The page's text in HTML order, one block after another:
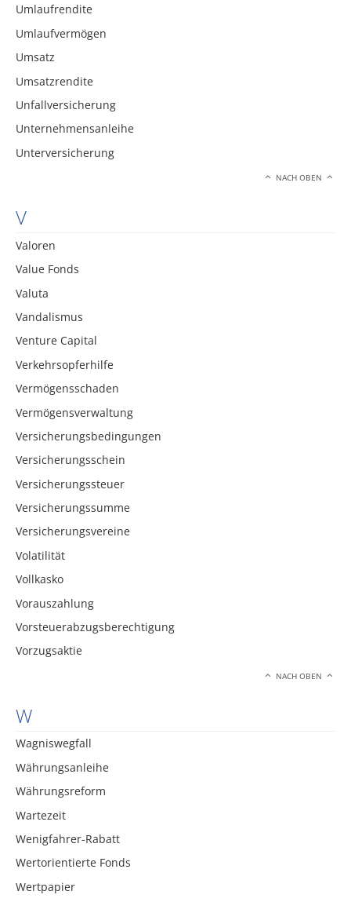
Umlaufrendite
Umlaufvermögen
Umsatz
Umsatzrendite
Unfallversicherung
Unternehmensanleihe
Unterversicherung
NACH OBEN
V
Valoren
Value Fonds
Valuta
Vandalismus
Venture Capital
Verkehrsopferhilfe
Vermögensschaden
Vermögensverwaltung
Versicherungsbedingungen
Versicherungsschein
Versicherungssteuer
Versicherungssumme
Versicherungsvereine
Volatilität
Vollkasko
Vorauszahlung
Vorsteuerabzugsberechtigung
Vorzugsaktie
NACH OBEN
W
Wagniswegfall
Währungsanleihe
Währungsreform
Wartezeit
Wenigfahrer-Rabatt
Wertorientierte Fonds
Wertpapier